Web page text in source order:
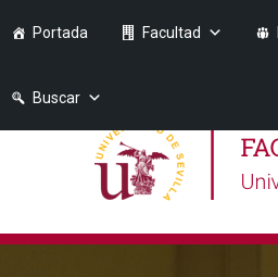
Portada Facultad
Buscar